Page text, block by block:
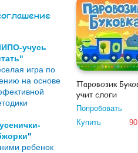
учусь
игра по
на основе
"
ребенок
Паровозик
учит слоги
Попробовать
Купить